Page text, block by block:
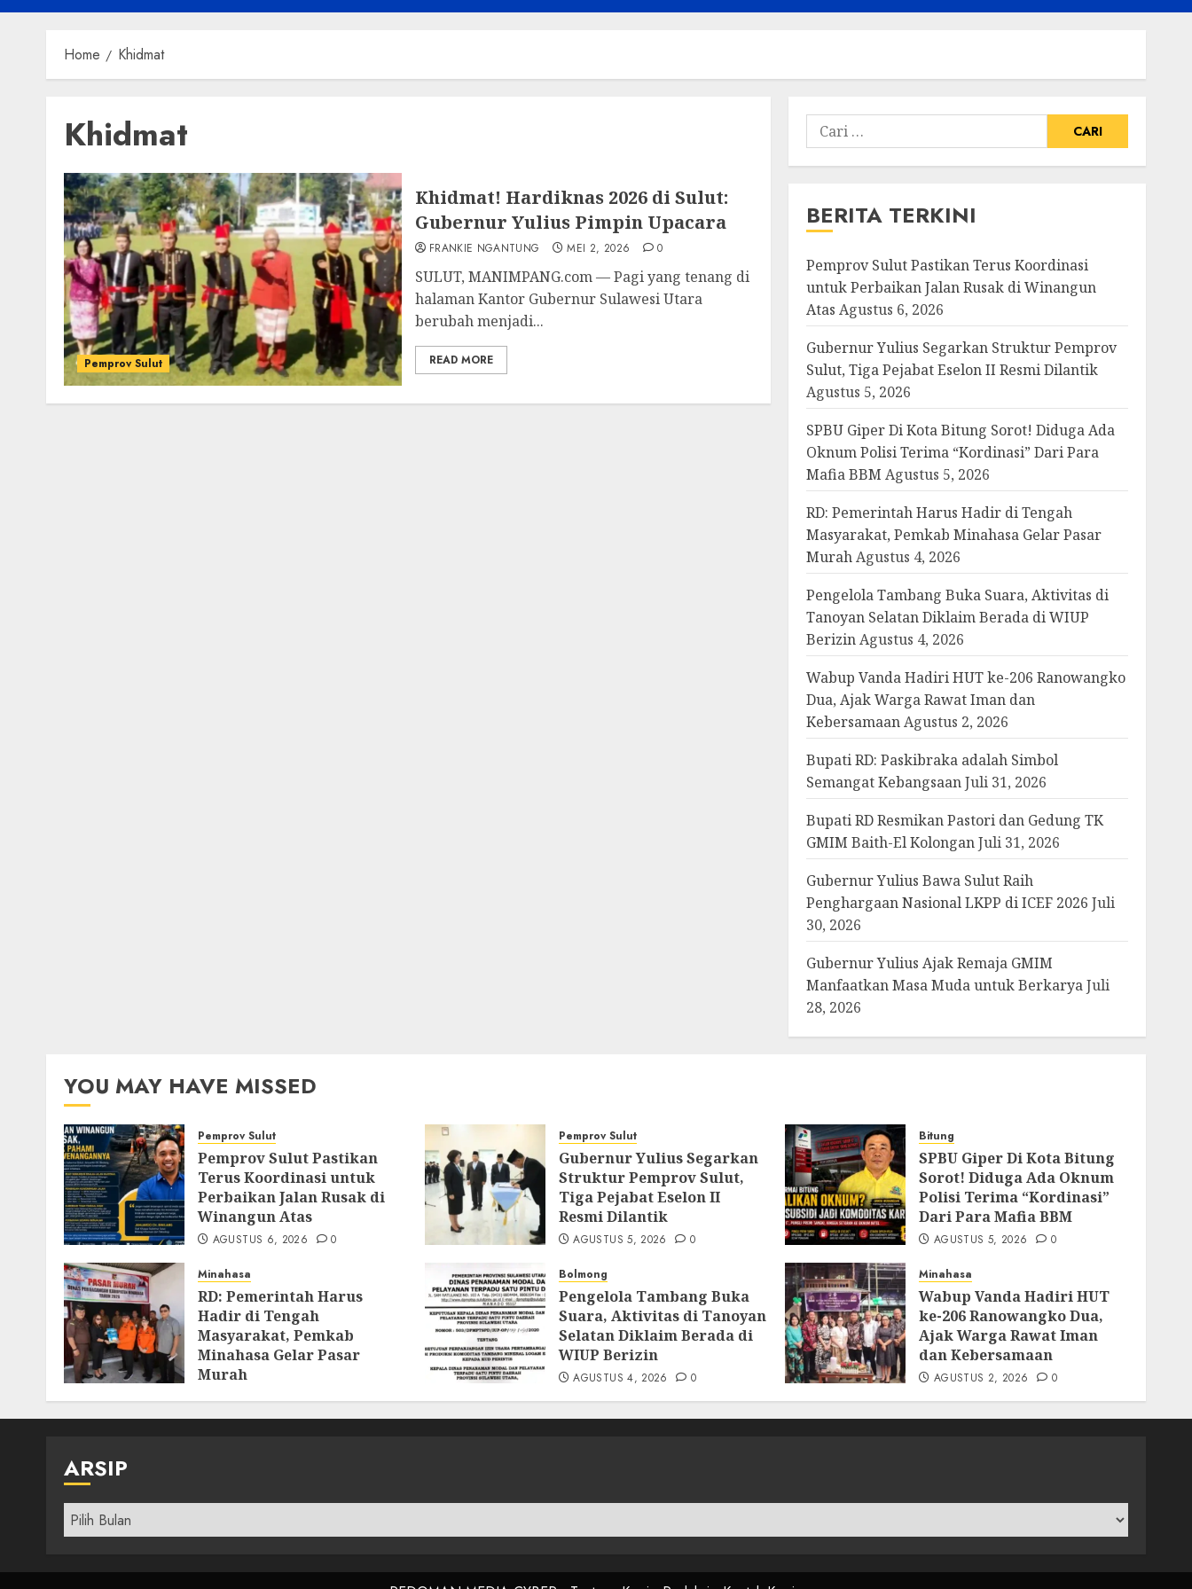
Home Khidmat
Khidmat
Pemprov Sulut
Khidmat! Hardiknas 2026 di Sulut:
Gubernur Yulius Pimpin Upacara
FRANKIE NGANTUNG MEI 2, 2026 0
SULUT, MANIMPANG.com — Pagi yang tenang di
halaman Kantor Gubernur Sulawesi Utara
berubah menjadi...
READ MORE
Cari
untuk:
BERITA TERKINI
Pemprov Sulut Pastikan Terus Koordinasi
untuk Perbaikan Jalan Rusak di Winangun
Atas Agustus 6, 2026
Gubernur Yulius Segarkan Struktur Pemprov
Sulut, Tiga Pejabat Eselon II Resmi Dilantik
Agustus 5, 2026
SPBU Giper Di Kota Bitung Sorot! Diduga Ada
Oknum Polisi Terima “Kordinasi” Dari Para
Mafia BBM Agustus 5, 2026
RD: Pemerintah Harus Hadir di Tengah
Masyarakat, Pemkab Minahasa Gelar Pasar
Murah Agustus 4, 2026
Pengelola Tambang Buka Suara, Aktivitas di
Tanoyan Selatan Diklaim Berada di WIUP
Berizin Agustus 4, 2026
Wabup Vanda Hadiri HUT ke-206 Ranowangko
Dua, Ajak Warga Rawat Iman dan
Kebersamaan Agustus 2, 2026
Bupati RD: Paskibraka adalah Simbol
Semangat Kebangsaan Juli 31, 2026
Bupati RD Resmikan Pastori dan Gedung TK
GMIM Baith-El Kolongan Juli 31, 2026
Gubernur Yulius Bawa Sulut Raih
Penghargaan Nasional LKPP di ICEF 2026 Juli
30, 2026
Gubernur Yulius Ajak Remaja GMIM
Manfaatkan Masa Muda untuk Berkarya Juli
28, 2026
YOU MAY HAVE MISSED
Pemprov Sulut
Pemprov Sulut Pastikan
Terus Koordinasi untuk
Perbaikan Jalan Rusak di
Winangun Atas
AGUSTUS 6, 2026 0
Pemprov Sulut
Gubernur Yulius Segarkan
Struktur Pemprov Sulut,
Tiga Pejabat Eselon II
Resmi Dilantik
AGUSTUS 5, 2026 0
Bitung
SPBU Giper Di Kota Bitung
Sorot! Diduga Ada Oknum
Polisi Terima “Kordinasi”
Dari Para Mafia BBM
AGUSTUS 5, 2026 0
Minahasa
RD: Pemerintah Harus
Hadir di Tengah
Masyarakat, Pemkab
Minahasa Gelar Pasar
Murah
AGUSTUS 4, 2026 0
Bolmong
Pengelola Tambang Buka
Suara, Aktivitas di Tanoyan
Selatan Diklaim Berada di
WIUP Berizin
AGUSTUS 4, 2026 0
Minahasa
Wabup Vanda Hadiri HUT
ke-206 Ranowangko Dua,
Ajak Warga Rawat Iman
dan Kebersamaan
AGUSTUS 2, 2026 0
ARSIP
Arsip